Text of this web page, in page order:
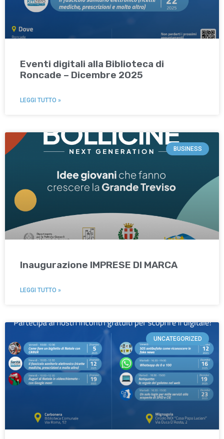
Eventi digitali alla Biblioteca di
Roncade – Dicembre 2025
LEGGI TUTTO »
BUSINESS
Inaugurazione IMPRESE DI MARCA
LEGGI TUTTO »
UNCATEGORIZED